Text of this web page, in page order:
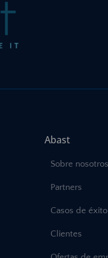
Abast
Sobre nosotros
Partners
Casos de éxito
Clientes